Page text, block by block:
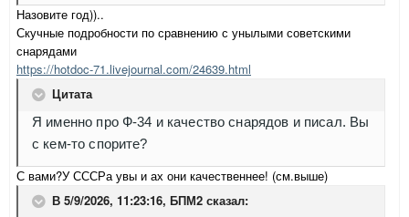
Назовите год))..
Скучные подробности по сравнению с унылыми советскими
снарядами
https://hotdoc-71.livejournal.com/24639.html
Цитата
Я именно про Ф-34 и качество снарядов и писал. Вы
с кем-то спорите?
С вами?У СССРа увы и ах они качественнее! (см.выше)
В 5/9/2026, 11:23:16, БПМ2 сказал: